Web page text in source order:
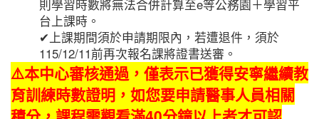
則學習時數將無法合併計算至e等公務園＋學習平
台上課時。
✔上課期間須於申請期限內，若遭退件，須於
115/12/11前再次報名課將證書送審。
⚠️本中心審核通過，僅表示已獲得安寧繼續教
育訓練時數證明，如您要申請醫事人員相關